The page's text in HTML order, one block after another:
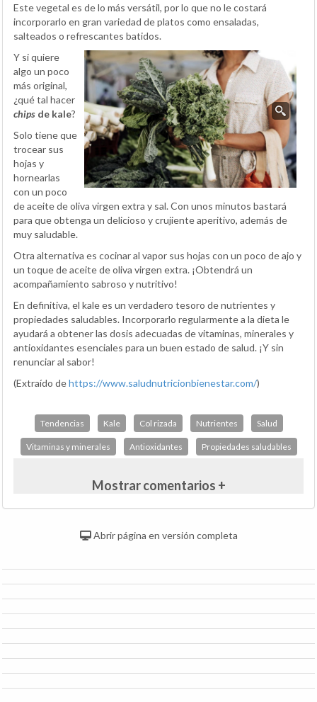
Este vegetal es de lo más versátil, por lo que no le costará
incorporarlo en gran variedad de platos como ensaladas,
salteados o refrescantes batidos.
Y si quiere
algo un poco
más original,
¿qué tal hacer
chips de kale?
Solo tiene que
trocear sus
hojas y
hornearlas
con un poco
de aceite de oliva virgen extra y sal. Con unos minutos bastará
para que obtenga un delicioso y crujiente aperitivo, además de
muy saludable.
Otra alternativa es cocinar al vapor sus hojas con un poco de ajo y
un toque de aceite de oliva virgen extra. ¡Obtendrá un
acompañamiento sabroso y nutritivo!
En definitiva, el kale es un verdadero tesoro de nutrientes y
propiedades saludables. Incorporarlo regularmente a la dieta le
ayudará a obtener las dosis adecuadas de vitaminas, minerales y
antioxidantes esenciales para un buen estado de salud. ¡Y sin
renunciar al sabor!
(Extraído dehttps://www.saludnutricionbienestar.com/)
Tendencias Kale Col rizada Nutrientes Salud
Vitaminas y minerales Antioxidantes Propiedades saludables
Mostrar comentarios +
Abrir página en versión completa